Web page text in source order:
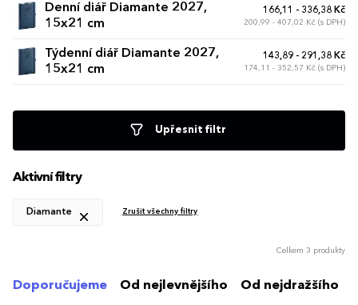
Denní diář Diamante 2027,
15x21 cm
166,11 - 336,38 Kč
200,99 - 407,02 Kč (s DPH)
Týdenní diář Diamante 2027,
15x21 cm
143,89 - 291,38 Kč
174,11 - 352,57 Kč (s DPH)
Upřesnit filtr
Aktivní filtry
Diamante Zrušit všechny filtry
Celkem 3 produkty
Doporučujeme Od nejlevnějšího Od nejdražšího